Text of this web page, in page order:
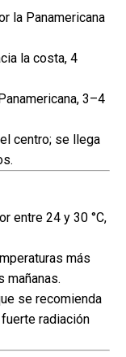
la Panamericana
la costa, 4
3–4
centro; se llega
entre 24 y 30 °C,
más
mañanas.
se recomienda
radiación